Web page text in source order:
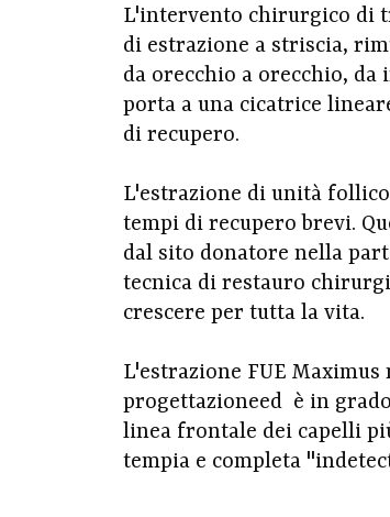
L'intervento chirurgico di
di estrazione a striscia,
da orecchio a orecchio, da
porta a una cicatrice
di recupero.
L'estrazione di unità
tempi di recupero brevi.
dal sito donatore nella
tecnica di restauro
crescere per tutta la vita.
L'estrazione FUE
progettazioneed è in
linea frontale dei capelli
tempia e completa